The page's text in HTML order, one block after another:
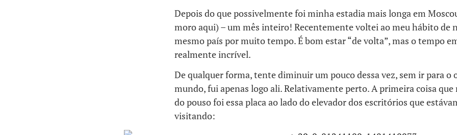
Depois do que possivelmente foi minha estadia mais longa em
moro aqui) – um mês inteiro! Recentemente voltei ao meu hábito de
mesmo país por muito tempo. É bom estar “de volta”, mas o tempo
realmente incrível.
De qualquer forma, tente diminuir um pouco dessa vez, sem ir para o
mundo, fui apenas logo ali. Relativamente perto. A primeira coisa que
do pouso foi essa placa ao lado do elevador dos escritórios que
visitando: